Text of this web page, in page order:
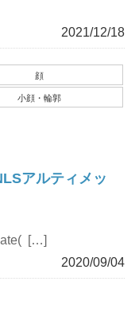
2021/12/18
顔
小顔・輪郭
アルティメッ
[…]
2020/09/04